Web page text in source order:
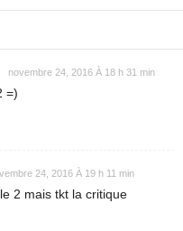
novembre 24, 2016 À 18 h 31 min
=)
24, 2016 À 19 h 11 min
2 mais tkt la critique